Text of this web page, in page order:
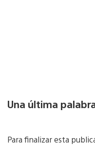
Una última
Para finalizar esta